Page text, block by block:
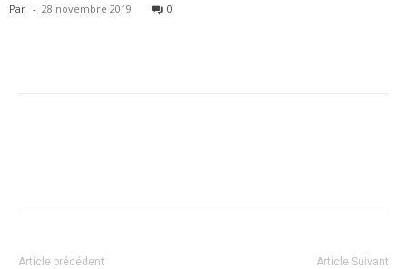
Par - 28 novembre 2019 0
Article précédent Article Suivant